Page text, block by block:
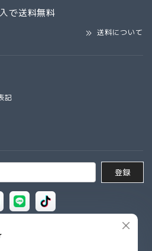
で送料無料
送料について
記
登録
グシャワー パグ雑貨専門店